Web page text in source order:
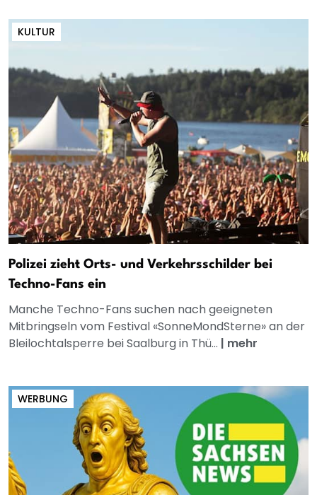
KULTUR
Polizei zieht Orts- und Verkehrsschilder bei
Techno-Fans ein
Manche Techno-Fans suchen nach geeigneten
Mitbringseln vom Festival «SonneMondSterne» an der
Bleilochtalsperre bei Saalburg in Thü... | mehr
WERBUNG